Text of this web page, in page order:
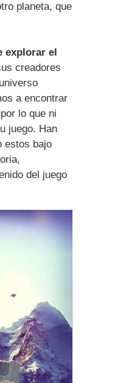
planeta, que
explorar el
creadores
a encontrar
lo que ni
juego. Han
estos bajo
del juego